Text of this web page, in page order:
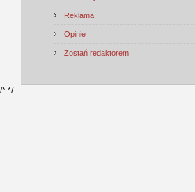
Reklama
Opinie
Zostań redaktorem
/* */